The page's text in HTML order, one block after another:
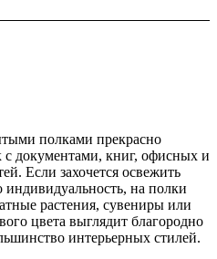
полками прекрасно
с документами, книг, офисных и
Если захочется освежить
индивидуальность, на полки
растения, сувениры или
цвета выглядит благородно
интерьерных стилей.